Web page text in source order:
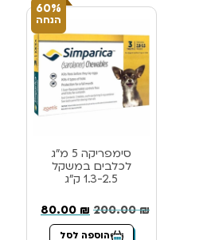
60%
הנחה
סימפריקה 5 מ”ג
לכלבים במשקל
1.3-2.5 ק”ג
200.00₪
80.00 ₪
הוספה לסל